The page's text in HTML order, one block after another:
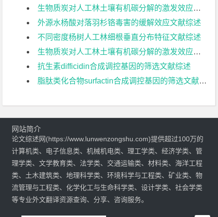
生物质炭对人工林土壤有机碳分解的激发效应的影响：室内实验文献综述
外源水杨酸对落羽杉铬毒害的缓解效应文献综述
不同密度杨树人工林细根垂直分布特征文献综述
生物质炭对人工林土壤有机碳分解的激发效应的影响：原位实验文献综述
抗生素difficidin合成调控基因的筛选文献综述
脂肽类化合物surfactin合成调控基因的筛选文献综述
网站简介
论文综述网(https://www.lunwenzongshu.com)提供超过100万的
计算机类、电子信息类、机械机电类、理工学类、经济学类、管
理学类、文学教育类、法学类、交通运输类、材料类、海洋工程
类、土木建筑类、地理科学类、环境科学与工程类、矿业类、物
流管理与工程类、化学化工与生命科学类、设计学类、社会学类
等专业外文翻译资源查询、分享、咨询服务。